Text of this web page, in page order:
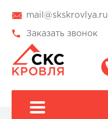
mail@skskrovlya.ru
Заказать звонок